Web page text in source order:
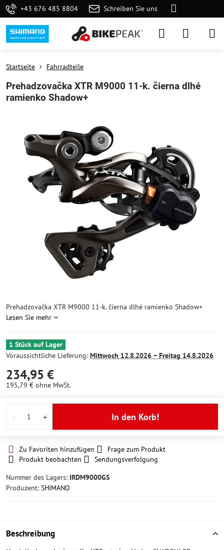
+43 676 485 8804 Schreiben Sie uns
Startseite Fahrradteile
Prehadzovačka XTR M9000 11-k. čierna dlhé
ramienko Shadow+
Prehadzovačka XTR M9000 11-k. čierna dlhé ramienko Shadow+
Lesen Sie mehr
1 Stück auf Lager
Voraussichtliche Lieferung: Mittwoch 12.8.2026 − Freitag 14.8.2026
234,95 €
195,79 € ohne MwSt.
In den Korb!
Zu Favoriten hinzufügen
Frage zum Produkt
Produkt beobachten
Sendungsverfolgung
Nummer des Lagers: IRDM9000GS
Produzent: SHIMANO
Beschreibung